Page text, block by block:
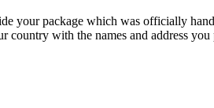
your package which was officially
with the names and address